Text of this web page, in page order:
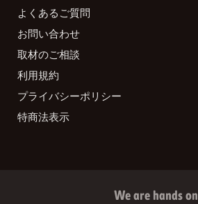
よくあるご質問
お問い合わせ
取材のご相談
利用規約
プライバシーポリシー
特商法表示
We are hands on